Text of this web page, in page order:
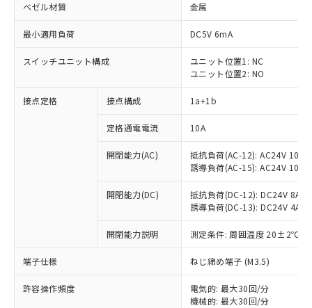
ベゼル材質 金属
最小適用負荷 DC5V 6mA
スイッチユニット構成
ユニット位置1: NC
ユニット位置2: NO
接点定格 接点構成 1a+1b
定格通電電流 10A
開閉能力(AC)
抵抗負荷(AC-12): AC24V 10A/
誘導負荷(AC-15): AC24V
開閉能力(DC)
抵抗負荷(DC-12): DC24V 8A/
誘導負荷(DC-13): DC24V 4A/
開閉能力説明 測定条件: 周囲温度 20±2℃、
端子仕様 ねじ締め端子 (M3.5)
許容操作頻度
電気的: 最大30回/分
機械的: 最大30回/分
ご利用条件
※1 対応状況
対応済み：EU RoHS指令（10物質）の
非含有に対応した製品が提供可能な商品で
対応予定：EU RoHS指令（10物質）の非含
有に対応した製品に切り替える予定のある
商品です。